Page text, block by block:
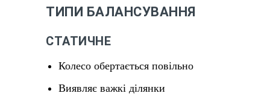
ТИПИ БАЛАНСУВАННЯ
СТАТИЧНЕ
Колесо обертається повільно
Виявляє важкі ділянки